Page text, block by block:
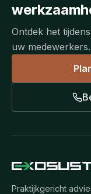
Ontdek het
uw medewerkers.
Praktijkgericht